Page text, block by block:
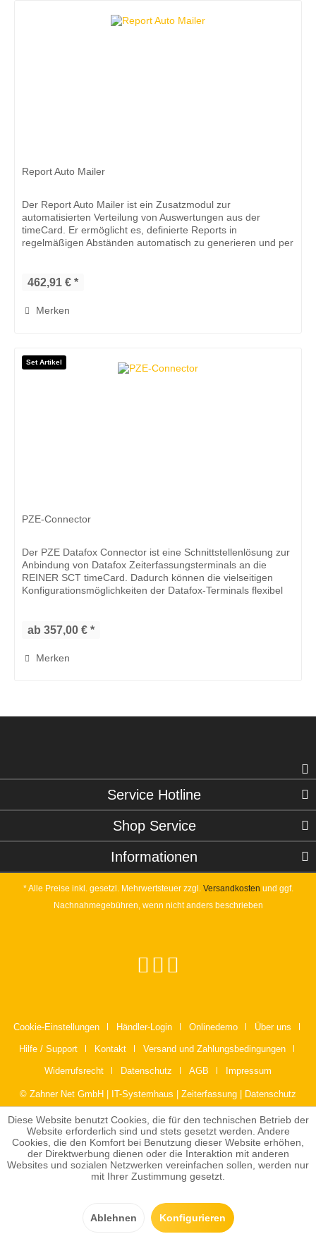
Report Auto Mailer
Der Report Auto Mailer ist ein Zusatzmodul zur
automatisierten Verteilung von Auswertungen aus der
timeCard. Er ermöglicht es, definierte Reports in
regelmäßigen Abständen automatisch zu generieren und per
462,91 € *
Merken
Set Artikel
PZE-Connector
Der PZE Datafox Connector ist eine Schnittstellenlösung zur
Anbindung von Datafox Zeiterfassungsterminals an die
REINER SCT timeCard. Dadurch können die vielseitigen
Konfigurationsmöglichkeiten der Datafox-Terminals flexibel
ab 357,00 € *
Merken
Service Hotline
Shop Service
Informationen
* Alle Preise inkl. gesetzl. Mehrwertsteuer zzgl. Versandkosten und ggf.
Nachnahmegebühren, wenn nicht anders beschrieben
Cookie-Einstellungen Händler-Login Onlinedemo Über uns
Hilfe / Support Kontakt Versand und Zahlungsbedingungen
Widerrufsrecht Datenschutz AGB Impressum
© Zahner Net GmbH | IT-Systemhaus | Zeiterfassung | Datenschutz
Diese Website benutzt Cookies, die für den technischen Betrieb der
Website erforderlich sind und stets gesetzt werden. Andere
Cookies, die den Komfort bei Benutzung dieser Website erhöhen,
der Direktwerbung dienen oder die Interaktion mit anderen
Websites und sozialen Netzwerken vereinfachen sollen, werden nur
mit Ihrer Zustimmung gesetzt.
Ablehnen Konfigurieren